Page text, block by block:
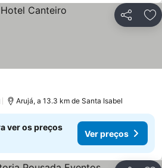
Partilhar
Arujá, a 13.3 km de Santa Isabel
ver os preços
Ver preços